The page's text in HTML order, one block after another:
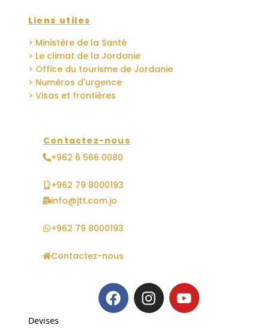
Liens utiles
> Ministère de la Santé
> Le climat de la Jordanie
> Office du tourisme de Jordanie
> Numéros d'urgence
> Visas et frontières
Contactez-nous
+962 6 566 0080
+962 79 8000193
info@jtt.com.jo
+962 79 8000193
Contactez-nous
Devises